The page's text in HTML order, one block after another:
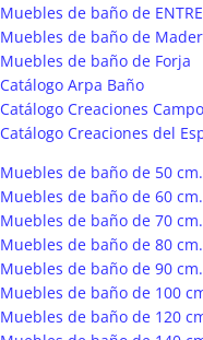
Muebles de baño de
Muebles de baño de
Muebles de baño de Forja
Catálogo Arpa Baño
Catálogo Creaciones
Catálogo Creaciones del
Muebles de baño de 50
Muebles de baño de 60
Muebles de baño de 70
Muebles de baño de 80
Muebles de baño de 90
Muebles de baño de 100
Muebles de baño de 120